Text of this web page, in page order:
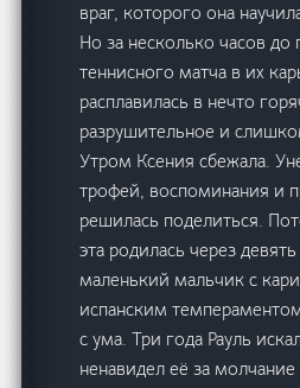
враг, которого она
Но за несколько часов до
теннисного матча в их
расплавилась в нечто
разрушительное и
Утром Ксения сбежала.
трофей, воспоминания и
решилась поделиться.
эта родилась через
маленький мальчик с
испанским
с ума. Три года Рауль
ненавидел её за молчание